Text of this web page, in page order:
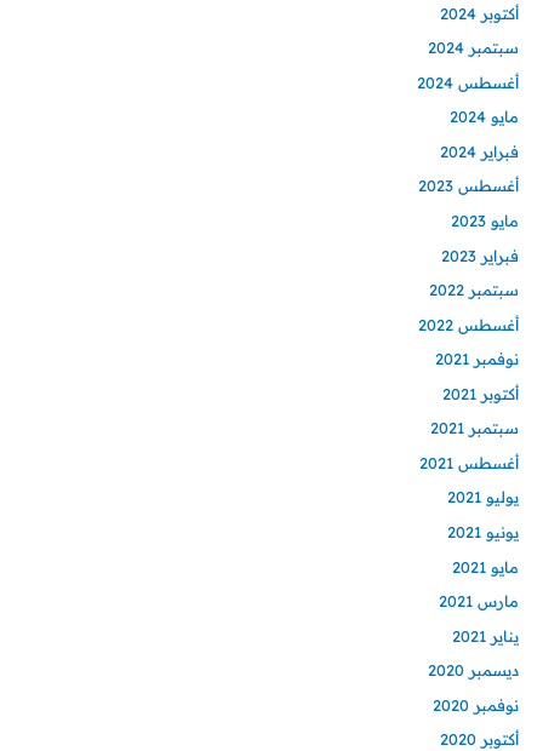
أكتوبر 2024
سبتمبر 2024
أغسطس 2024
مايو 2024
فبراير 2024
أغسطس 2023
مايو 2023
فبراير 2023
سبتمبر 2022
أغسطس 2022
نوفمبر 2021
أكتوبر 2021
سبتمبر 2021
أغسطس 2021
يوليو 2021
يونيو 2021
مايو 2021
مارس 2021
يناير 2021
ديسمبر 2020
نوفمبر 2020
أكتوبر 2020